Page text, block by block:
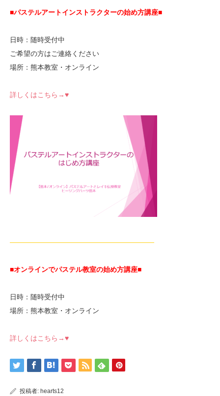
■パステルアートインストラクターの始め方講座■
日時：随時受付中
ご希望の方はご連絡ください
場所：熊本教室・オンライン
詳しくはこちら→♥
—————————————————————
■オンラインでパステル教室の始め方講座■
日時：随時受付中
場所：熊本教室・オンライン
詳しくはこちら→♥
投稿者: hearts12